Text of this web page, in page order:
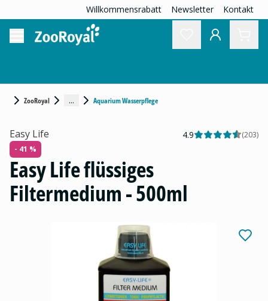
Willkommensrabatt Newsletter Kontakt
ZooRoyal ... Aquarium Wasserpflege
Easy Life 4.9 (203)
- 41 %
Easy Life flüssiges
Filtermedium - 500ml